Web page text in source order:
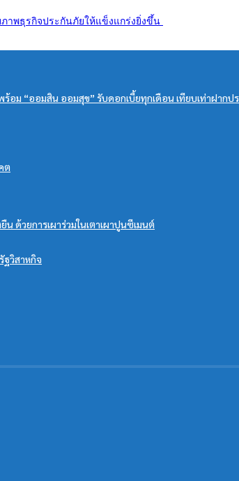
าพธุรกิจประกันภัยให้แข็งแกร่งยิ่งขึ้น
ม “ออมสิน ออมสุข” รับดอกเบี้ยทุกเดือน เทียบเท่าฝากป
ต
ด้วยการเผาร่วมในเตาเผาปูนซีเมนต์
วิสาหกิจ